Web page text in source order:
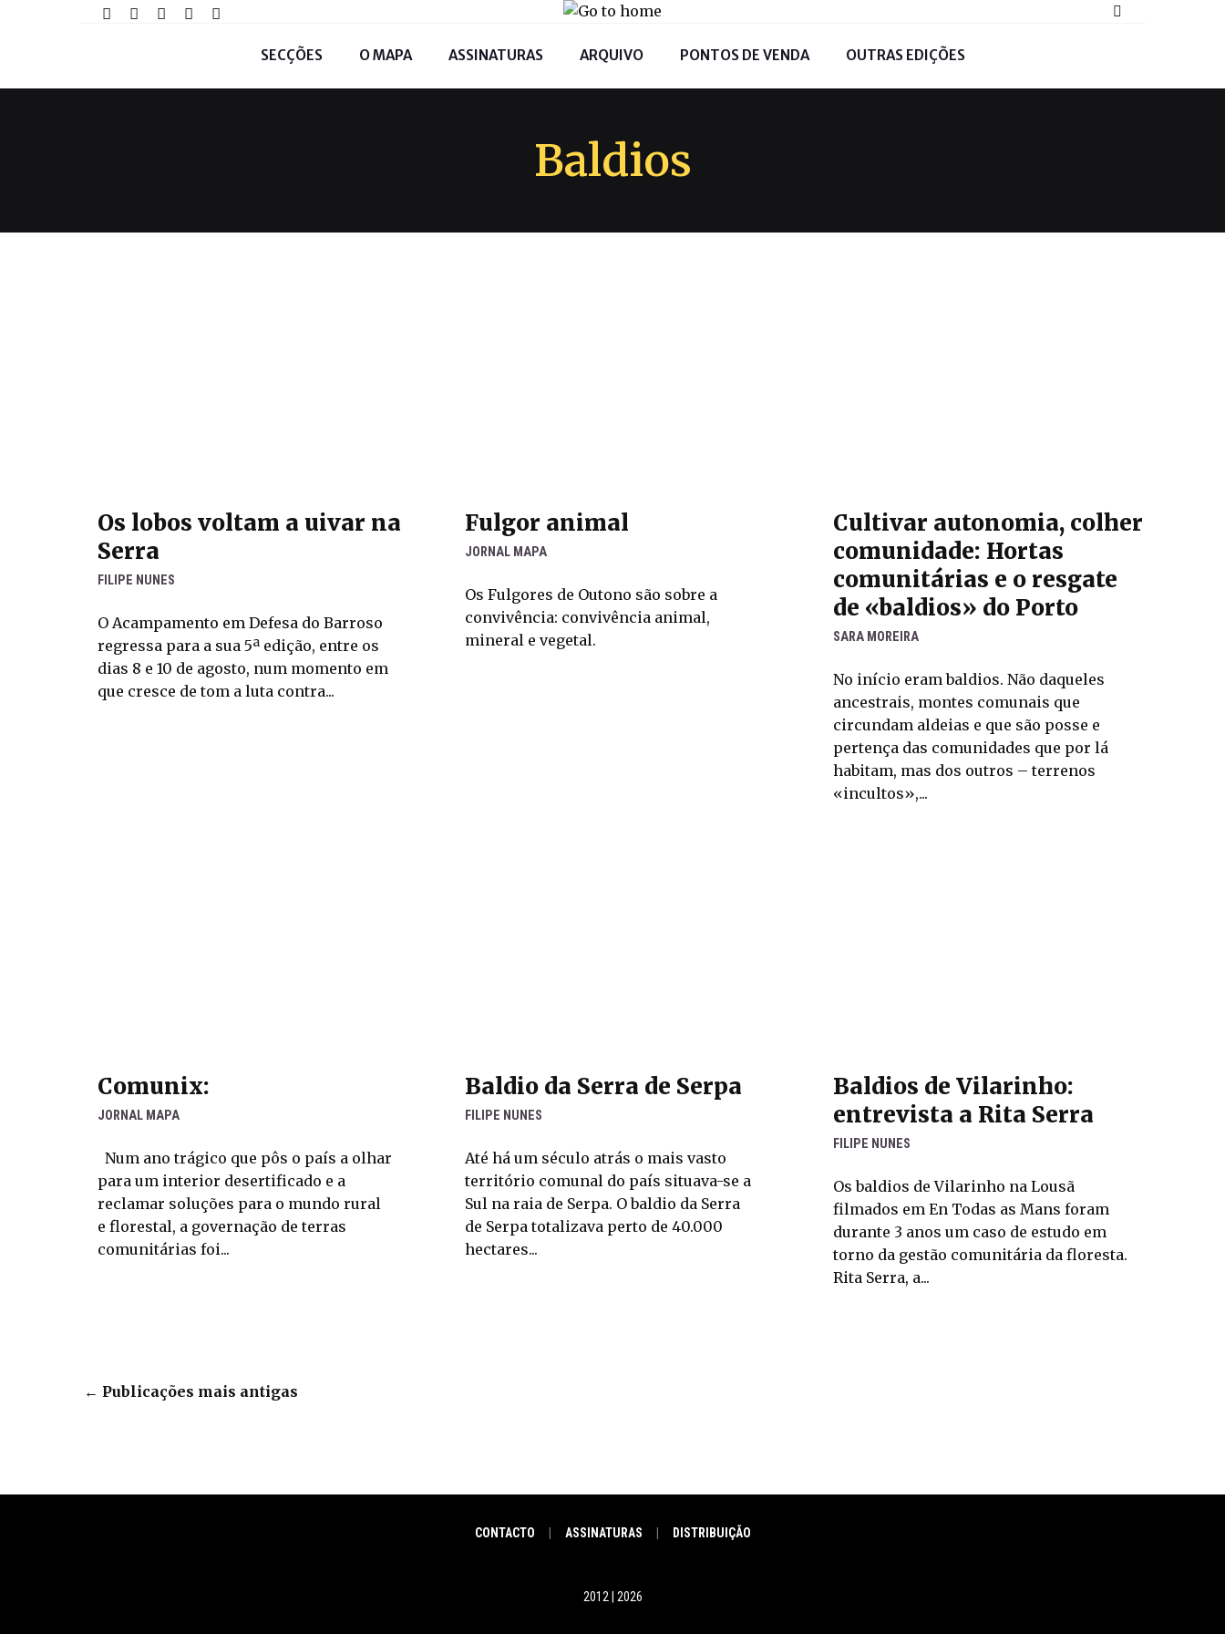
SECÇÕES O MAPA ASSINATURAS ARQUIVO PONTOS DE VENDA OUTRAS EDIÇÕES
Baldios
Os lobos voltam a uivar na
Serra
FILIPE NUNES
O Acampamento em Defesa do Barroso
regressa para a sua 5ª edição, entre os
dias 8 e 10 de agosto, num momento em
que cresce de tom a luta contra...
Fulgor animal
JORNAL MAPA
Os Fulgores de Outono são sobre a
convivência: convivência animal,
mineral e vegetal.
Cultivar autonomia, colher
comunidade: Hortas
comunitárias e o resgate
de «baldios» do Porto
SARA MOREIRA
No início eram baldios. Não daqueles
ancestrais, montes comunais que
circundam aldeias e que são posse e
pertença das comunidades que por lá
habitam, mas dos outros – terrenos
«incultos»,...
Comunix:
JORNAL MAPA
Num ano trágico que pôs o país a olhar
para um interior desertificado e a
reclamar soluções para o mundo rural
e florestal, a governação de terras
comunitárias foi...
Baldio da Serra de Serpa
FILIPE NUNES
Até há um século atrás o mais vasto
território comunal do país situava-se a
Sul na raia de Serpa. O baldio da Serra
de Serpa totalizava perto de 40.000
hectares...
Baldios de Vilarinho:
entrevista a Rita Serra
FILIPE NUNES
Os baldios de Vilarinho na Lousã
filmados em En Todas as Mans foram
durante 3 anos um caso de estudo em
torno da gestão comunitária da floresta.
Rita Serra, a...
← Publicações mais antigas
CONTACTO ASSINATURAS DISTRIBUIÇÃO
2012 | 2026